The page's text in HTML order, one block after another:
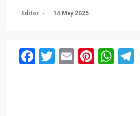
Editor 14 May 2025
Facebook
Twitter
Email